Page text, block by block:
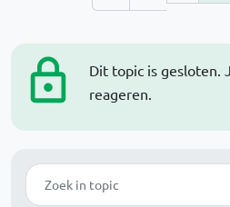
Dit topic is gesloten.
reageren.
Zoek